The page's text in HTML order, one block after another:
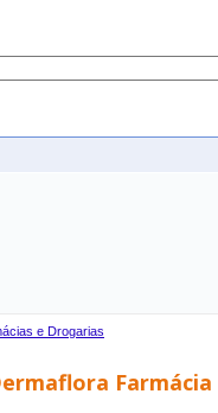
e Drogarias